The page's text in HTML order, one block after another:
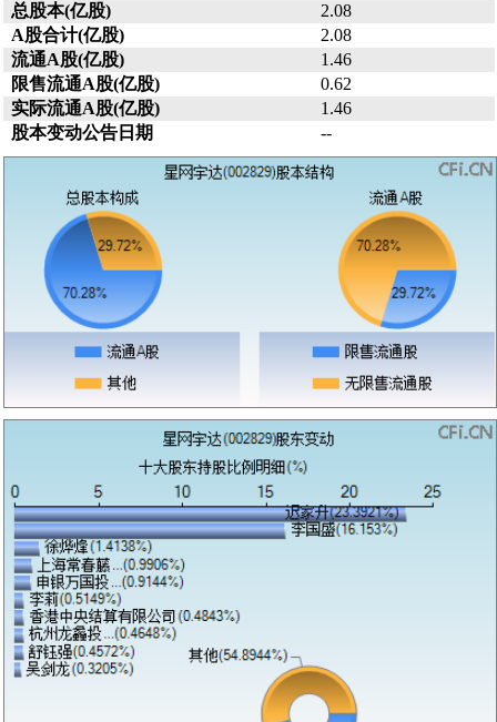
总股本(亿股)
2.08
A股合计(亿股)
2.08
流通A股(亿股)
1.46
限售流通A股(亿股)
0.62
实际流通A股(亿股)
1.46
股本变动公告日期
--